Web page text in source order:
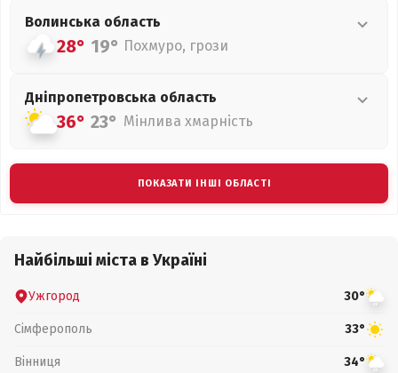
Волинська область
28° 19° Похмуро, грози
Дніпропетровська область
36° 23° Мінлива хмарність
ПОКАЗАТИ ІНШІ ОБЛАСТІ
Найбільші міста в Україні
Ужгород 30°
Сімферополь 33°
Вінниця 34°